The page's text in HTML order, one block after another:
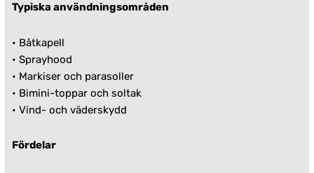
Typiska användningsområden
• Båtkapell
• Sprayhood
• Markiser och parasoller
• Bimini-toppar och soltak
• Vind- och väderskydd
Fördelar